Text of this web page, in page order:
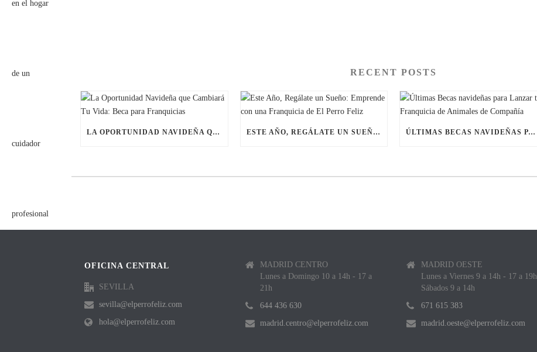
RECENT POSTS
LA OPORTUNIDAD NAVIDEÑA QUE CAMBIARÁ TU VIDA: BECA PARA FRANQUICIAS ESTE AÑO, REGÁLATE UN SUEÑO: EMPRENDE CON UNA FRANQUICIA DE EL PERRO FELIZ ÚLTIMAS BECAS NAVIDEÑAS PARA LANZAR TU FRANQUICIA DE ANIMALES DE COMPAÑÍA
OFICINA CENTRAL
SEVILLA
sevilla@elperrofeliz.com
hola@elperrofeliz.com
MADRID CENTRO
Lunes a Domingo 10 a 14h - 17 a
21h
644 436 630
madrid.centro@elperrofeliz.com
MADRID OESTE
Lunes a Viernes 9 a 14h - 17 a 19h
Sábados 9 a 14h
671 615 383
madrid.oeste@elperrofeliz.com